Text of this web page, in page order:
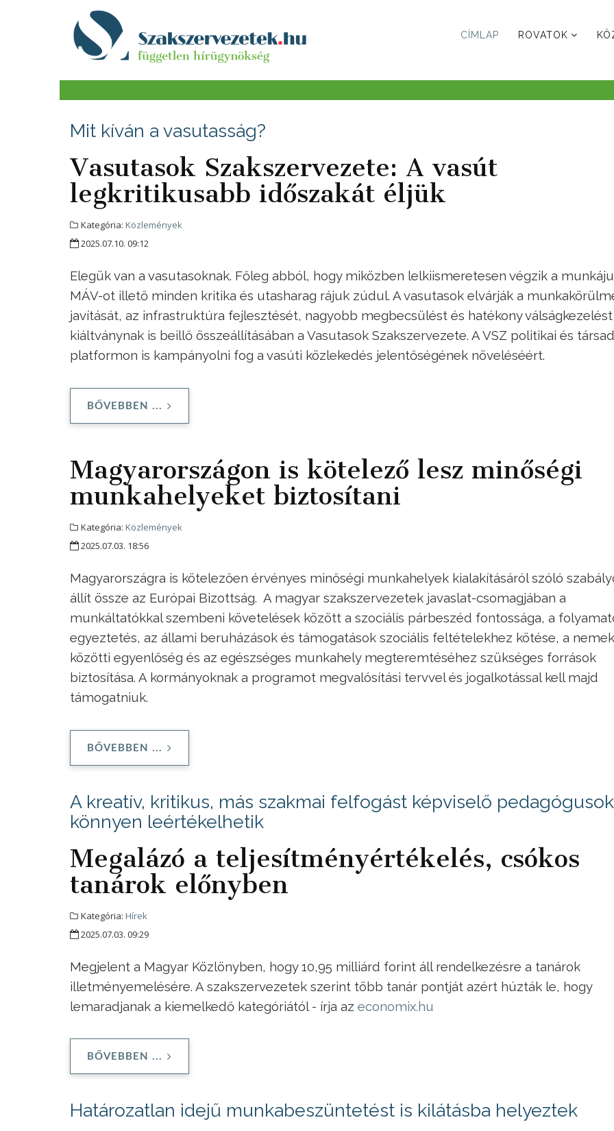
CÍMLAP ROVATOK
Mit kíván a vasutasság?
Vasutasok Szakszervezete: A vasút
legkritikusabb időszakát éljük
Kategória: Közlemények
2025.07.10. 09:12
Elegük van a vasutasoknak. Főleg abból, hogy miközben lelkiismeretesen végzik a
MÁV-ot illető minden kritika és utasharag rájuk zúdul. A vasutasok elvárják a
javítását, az infrastruktúra fejlesztését, nagyobb megbecsülést és hatékony válságkezelést
kiáltványnak is beillő összeállításában a Vasutasok Szakszervezete. A VSZ politikai és
platformon is kampányolni fog a vasúti közlekedés jelentőségének növeléséért.
BŐVEBBEN ...
Magyarországon is kötelező lesz minőségi
munkahelyeket biztosítani
Kategória: Közlemények
2025.07.03. 18:56
Magyarországra is kötelezően érvényes minőségi munkahelyek kialakításáról szóló
állít össze az Európai Bizottság. A magyar szakszervezetek javaslat-csomagjában a
munkáltatókkal szembeni követelések között a szociális párbeszéd fontossága, a
egyeztetés, az állami beruházások és támogatások szociális feltételekhez kötése, a nemek
közötti egyenlőség és az egészséges munkahely megteremtéséhez szükséges források
biztosítása. A kormányoknak a programot megvalósítási tervvel és jogalkotással kell majd
támogatniuk.
BŐVEBBEN ...
A kreatív, kritikus, más szakmai felfogást képviselő
könnyen leértékelhetik
Megalázó a teljesítményértékelés, csókos
tanárok előnyben
Kategória: Hírek
2025.07.03. 09:29
Megjelent a Magyar Közlönyben, hogy 10,95 milliárd forint áll rendelkezésre a tanárok
illetményemelésére. A szakszervezetek szerint több tanár pontját azért húzták le, hogy
lemaradjanak a kiemelkedő kategóriától - írja az economix.hu
BŐVEBBEN ...
Határozatlan idejű munkabeszüntetést is kilátásba helyeztek